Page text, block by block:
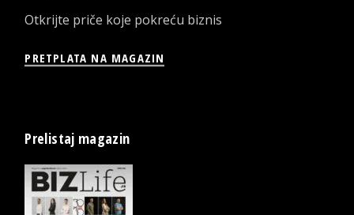
Otkrijte priče koje pokreću biznis
PRETPLATA NA MAGAZIN
Prelistaj magazin